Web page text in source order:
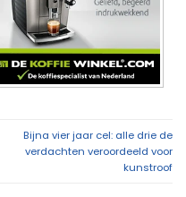
Bijna vier jaar cel: alle drie de
verdachten veroordeeld voor
kunstroof